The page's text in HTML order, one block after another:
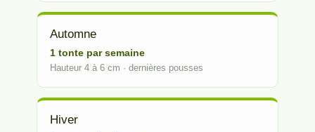
Automne
1 tonte par semaine
Hauteur 4 à 6 cm · dernières pousses
Hiver